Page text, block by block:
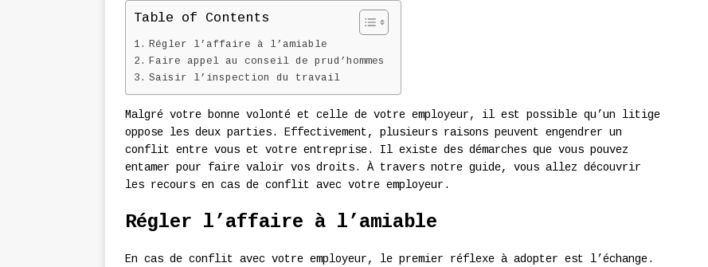
Table of Contents
Régler l’affaire à l’amiable
Faire appel au conseil de prud’hommes
Saisir l’inspection du travail
Malgré votre bonne volonté et celle de votre employeur, il est possible qu’un litige
oppose les deux parties. Effectivement, plusieurs raisons peuvent engendrer un
conflit entre vous et votre entreprise. Il existe des démarches que vous pouvez
entamer pour faire valoir vos droits. À travers notre guide, vous allez découvrir
les recours en cas de conflit avec votre employeur.
Régler l’affaire à l’amiable
En cas de conflit avec votre employeur, le premier réflexe à adopter est l’échange.